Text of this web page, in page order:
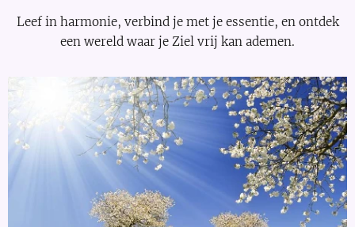
Leef in harmonie, verbind je met je essentie, en ontdek
een wereld waar je Ziel vrij kan ademen.